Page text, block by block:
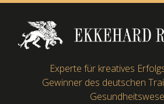
Experte für kreatives
Gewinner des deutschen